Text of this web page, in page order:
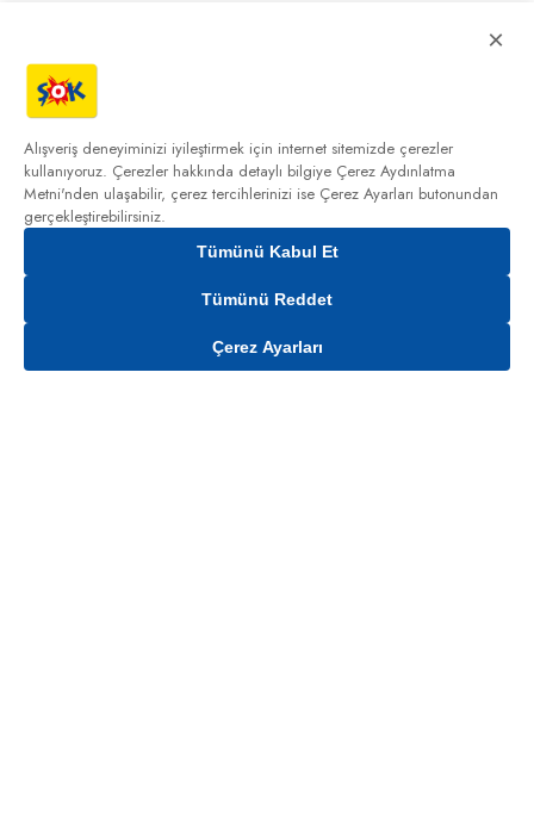
Gelince Haber Ver
×
Alışveriş deneyiminizi iyileştirmek için internet sitemizde çerezler
kullanıyoruz. Çerezler hakkında detaylı bilgiye Çerez Aydınlatma
Metni'nden ulaşabilir, çerez tercihlerinizi ise Çerez Ayarları butonundan
gerçekleştirebilirsiniz.
Tümünü Kabul Et
Tümünü Reddet
Çerez Ayarları